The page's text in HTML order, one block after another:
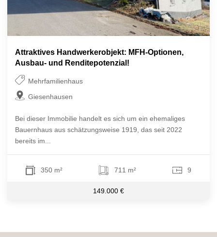
Attraktives Handwerkerobjekt: MFH-Optionen,
Ausbau- und Renditepotenzial!
Mehrfamilienhaus
Giesenhausen
Bei dieser Immobilie handelt es sich um ein ehemaliges
Bauernhaus aus schätzungsweise 1919, das seit 2022
bereits im...
350 m² 711 m² 9
149.000 €